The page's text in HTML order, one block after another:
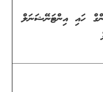
ހައި އިންޓަނޭޝަނަލް